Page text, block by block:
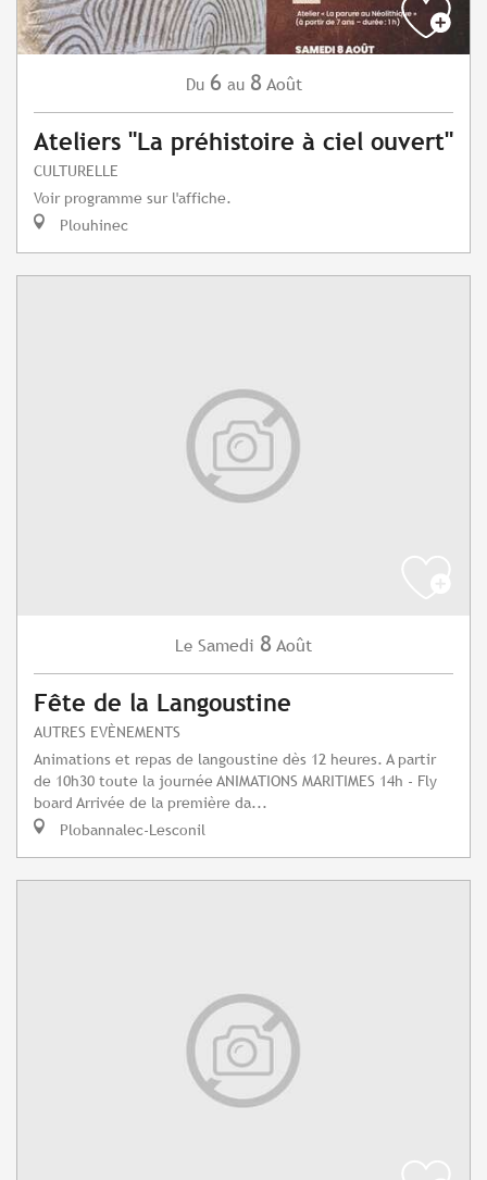
Du 6 au 8 Août
Ateliers "La préhistoire à ciel ouvert"
CULTURELLE
Voir programme sur l'affiche.
Plouhinec
Le Samedi 8 Août
Fête de la Langoustine
AUTRES EVÈNEMENTS
Animations et repas de langoustine dès 12 heures. A partir
de 10h30 toute la journée ANIMATIONS MARITIMES 14h - Fly
board Arrivée de la première da...
Plobannalec-Lesconil